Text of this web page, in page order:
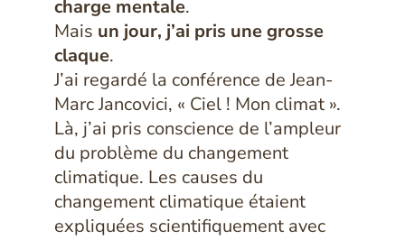
charge mentale.
Mais un jour, j’ai pris une grosse
claque.
J’ai regardé la conférence de Jean-
Marc Jancovici, « Ciel ! Mon climat ».
Là, j’ai pris conscience de l’ampleur
du problème du changement
climatique. Les causes du
changement climatique étaient
expliquées scientifiquement avec